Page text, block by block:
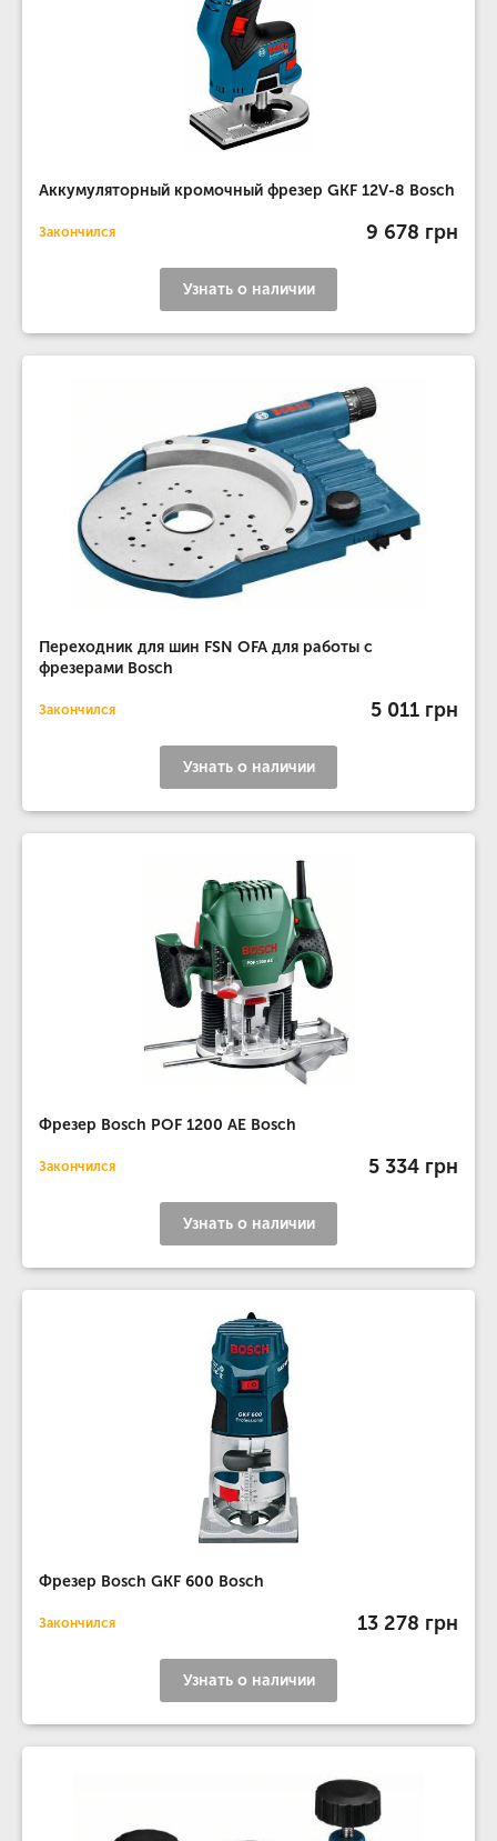
Аккумуляторный кромочный фрезер GKF 12V-8 Bosch
Закончился 9 678 грн
Узнать о наличии
Переходник для шин FSN OFA для работы с
фрезерами Bosch
Закончился 5 011 грн
Узнать о наличии
Фрезер Bosch POF 1200 AE Bosch
Закончился 5 334 грн
Узнать о наличии
Фрезер Bosch GKF 600 Bosch
Закончился 13 278 грн
Узнать о наличии